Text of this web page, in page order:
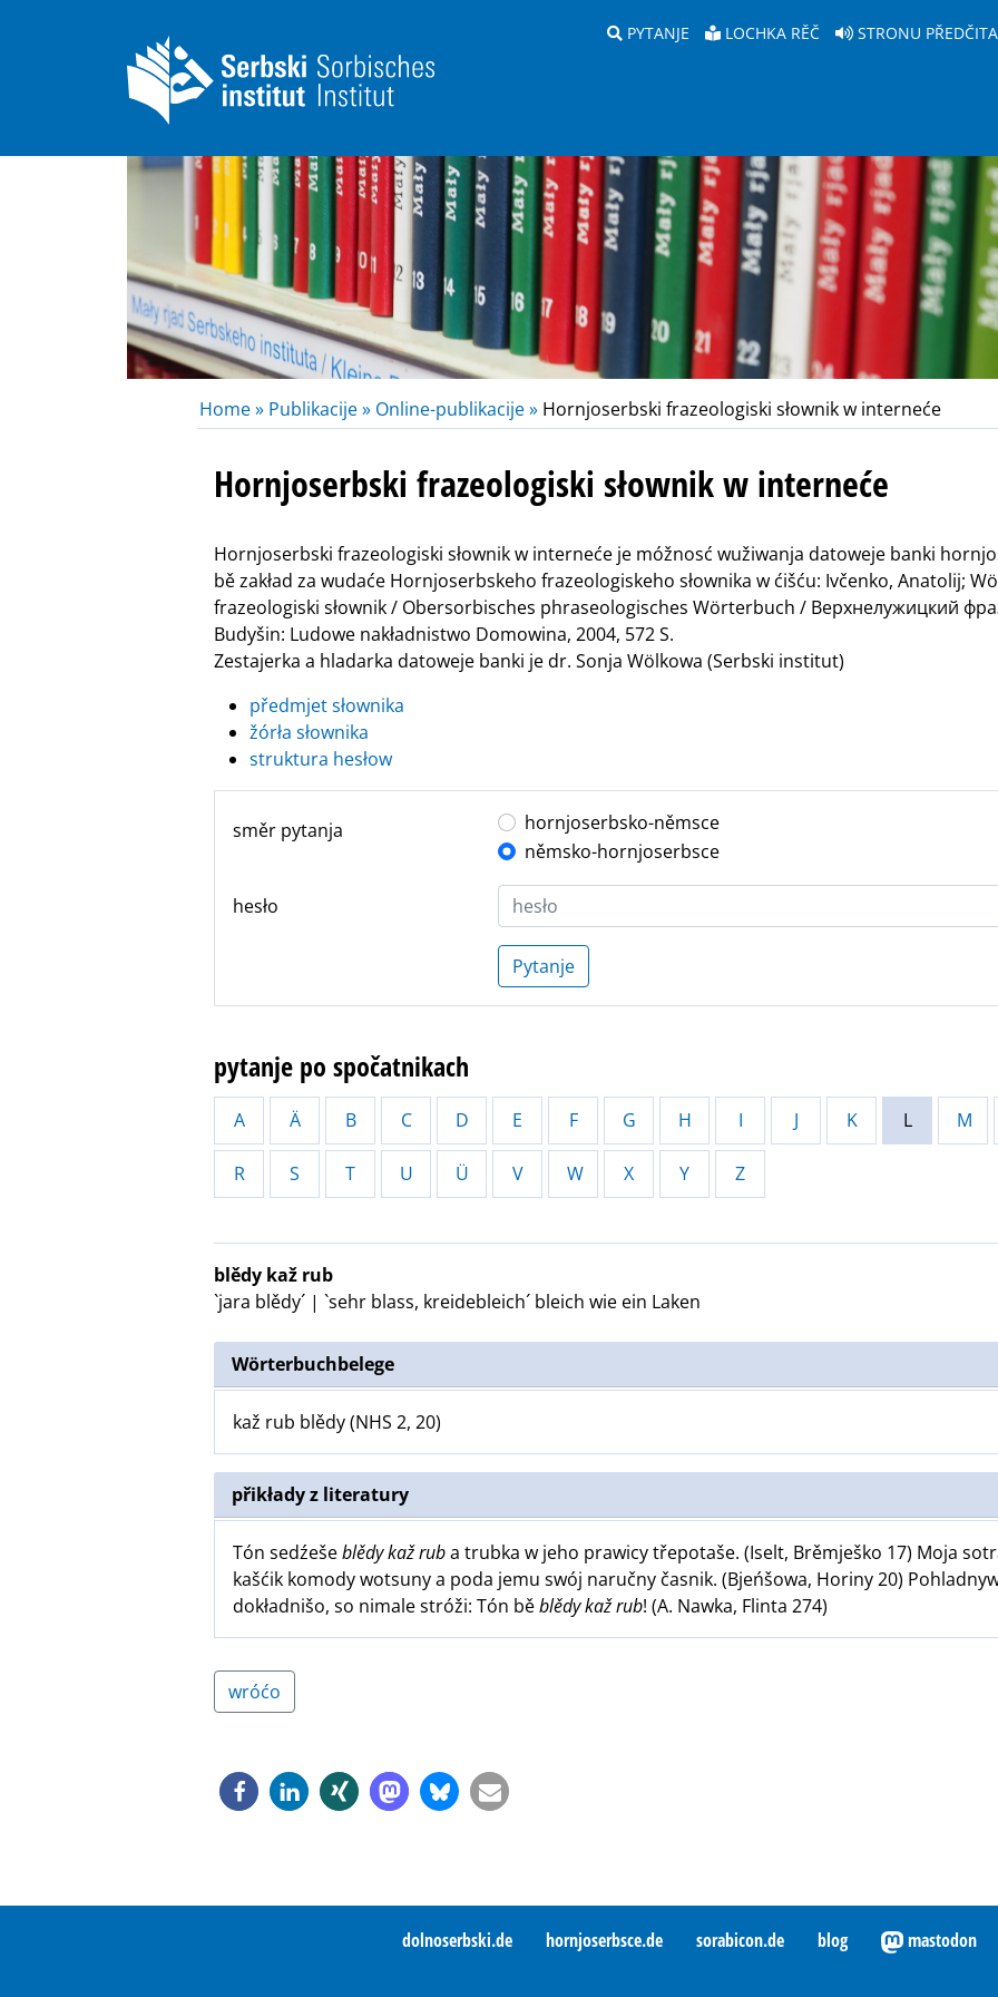
PYTANJE LOCHKA RĚČ STRONU
Home » Publikacije » Online-publikacije » Hornjoserbski frazeologiski słownik w interneće
Hornjoserbski frazeologiski słownik w interneće
Hornjoserbski frazeologiski słownik w interneće je móžnosć wužiwanja datoweje banki
bě zakład za wudaće Hornjoserbskeho frazeologiskeho słownika w ćišću: Ivčenko, Anatolij;
frazeologiski słownik / Obersorbisches phraseologisches Wörterbuch / Верхнелужицкий
Budyšin: Ludowe nakładnistwo Domowina, 2004, 572 S.
Zestajerka a hladarka datoweje banki je dr. Sonja Wölkowa (Serbski institut)
předmjet słownika
žórła słownika
struktura hesłow
směr pytanja
hornjoserbsko-němsce
němsko-hornjoserbsce
hesło
Pytanje
pytanje po spočatnikach
A Ä B C D E F G H I J K L M
R S T U Ü V W X Y Z
blědy kaž rub
`jara blědy´ | `sehr blass, kreidebleich´ bleich wie ein Laken
Wörterbuchbelege
kaž rub blědy (NHS 2, 20)
přikłady z literatury
Tón sedźešeblědy kaž ruba trubka w jeho prawicy třepotaše. (Iselt, Brěmješko 17) Moja
kašćik komody wotsuny a poda jemu swój naručny časnik. (Bjeńšowa, Horiny 20)
dokładnišo, so nimale stróži: Tón běblědy kaž rub! (A. Nawka, Flinta 274)
wróćo
dolnoserbski.de hornjoserbsce.de sorabicon.de blog mastodon